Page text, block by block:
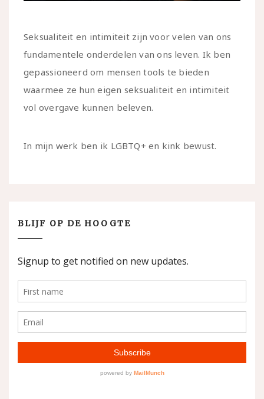
Seksualiteit en intimiteit zijn voor velen van ons
fundamentele onderdelen van ons leven. Ik ben
gepassioneerd om mensen tools te bieden
waarmee ze hun eigen seksualiteit en intimiteit
vol overgave kunnen beleven.
In mijn werk ben ik LGBTQ+ en kink bewust.
BLIJF OP DE HOOGTE